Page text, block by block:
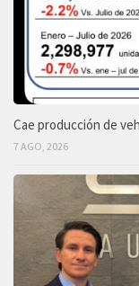
Cae producción de
7 AGO, 2026